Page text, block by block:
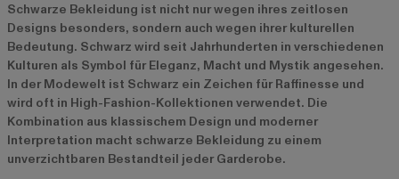
Schwarze Bekleidung ist nicht nur wegen ihres zeitlosen
Designs besonders, sondern auch wegen ihrer kulturellen
Bedeutung. Schwarz wird seit Jahrhunderten in verschiedenen
Kulturen als Symbol für Eleganz, Macht und Mystik angesehen.
In der Modewelt ist Schwarz ein Zeichen für Raffinesse und
wird oft in High-Fashion-Kollektionen verwendet. Die
Kombination aus klassischem Design und moderner
Interpretation macht schwarze Bekleidung zu einem
unverzichtbaren Bestandteil jeder Garderobe.